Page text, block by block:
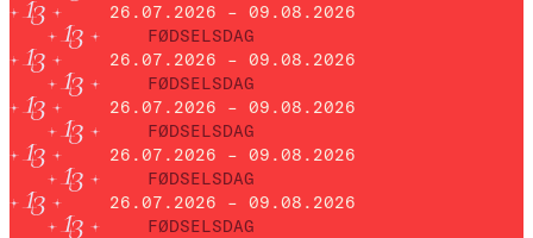
26.07.2026 – 09.08.2026
FØDSELSDAG
26.07.2026 – 09.08.2026
FØDSELSDAG
26.07.2026 – 09.08.2026
FØDSELSDAG
26.07.2026 – 09.08.2026
FØDSELSDAG
26.07.2026 – 09.08.2026
FØDSELSDAG